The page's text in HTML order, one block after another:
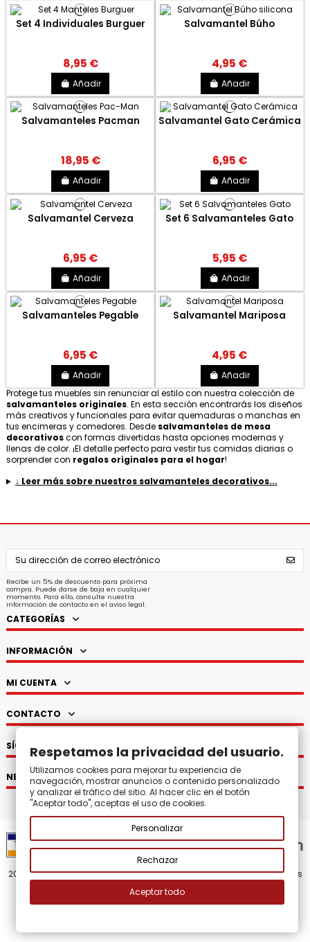
Set 4 Individuales Burguer
8,95 €
Añadir
Salvamantel Búho
4,95 €
Añadir
Salvamanteles Pacman
18,95 €
Añadir
Salvamantel Gato Cerámica
6,95 €
Añadir
Salvamantel Cerveza
6,95 €
Añadir
Set 6 Salvamanteles Gato
5,95 €
Añadir
Salvamanteles Pegable
6,95 €
Añadir
Salvamantel Mariposa
4,95 €
Añadir
Protege tus muebles sin renunciar al estilo con nuestra colección de
salvamanteles originales. En esta sección encontrarás los diseños
más creativos y funcionales para evitar quemaduras o manchas en
tus encimeras y comedores. Desde salvamanteles de mesa
decorativoscon formas divertidas hasta opciones modernas y
llenas de color. ¡El detalle perfecto para vestir tus comidas diarias o
sorprender con regalos originales para el hogar!
↓ Leer más sobre nuestros salvamanteles decorativos...
Recibe un 5% de descuento para próxima
compra. Puede darse de baja en cualquier
momento. Para ello, consulte nuestra
información de contacto en el aviso legal.
CATEGORÍAS
INFORMACIÓN
MI CUENTA
CONTACTO
SÍGUENOS
NEWSLETTER
2008 - 2026.Zatton Regalos Originales y Decoración.Todos los
Respetamos la privacidad del usuario.
Utilizamos cookies para mejorar tu experiencia de
navegación, mostrar anuncios o contenido personalizado
y analizar el tráfico del sitio. Al hacer clic en el botón
"Aceptar todo", aceptas el uso de cookies.
Personalizar
Rechazar
Aceptar todo